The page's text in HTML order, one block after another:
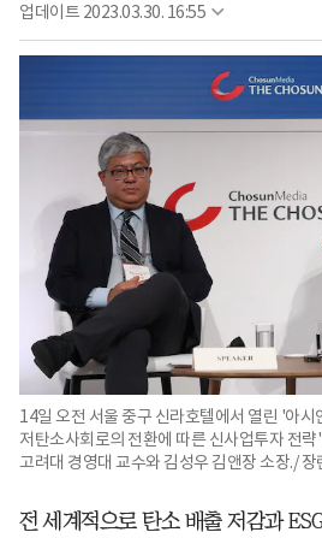
업데이트 2023.03.30. 16:55
14일 오전 서울 중구 신라호텔에서 열린 '아
저탄소사회로의 전환에 따른 신사업투자 전
고려대 경영대 교수와 김성우 김앤장 소장./ 장
전 세계적으로 탄소 배출 저감과